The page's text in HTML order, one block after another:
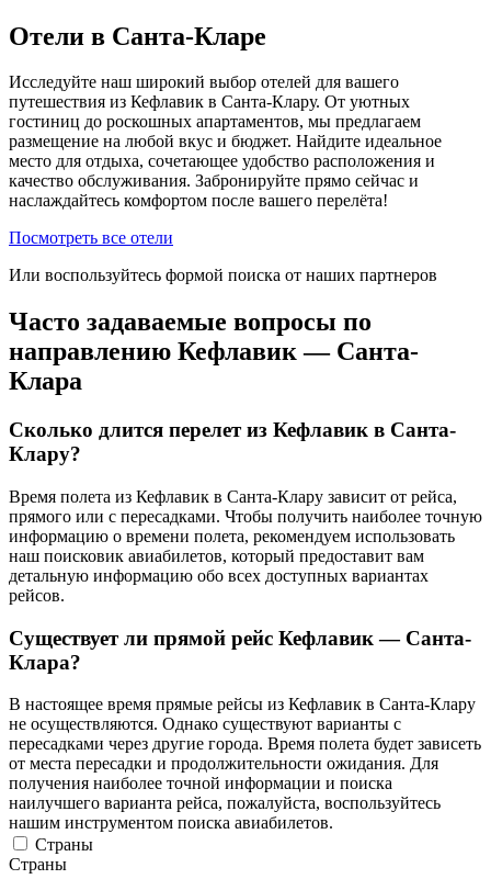
Отели в Санта-Кларе
Исследуйте наш широкий выбор отелей для вашего
путешествия из Кефлавик в Санта-Клару. От уютных
гостиниц до роскошных апартаментов, мы предлагаем
размещение на любой вкус и бюджет. Найдите идеальное
место для отдыха, сочетающее удобство расположения и
качество обслуживания. Забронируйте прямо сейчас и
наслаждайтесь комфортом после вашего перелёта!
Посмотреть все отели
Или воспользуйтесь формой поиска от наших партнеров
Часто задаваемые вопросы по
направлению Кефлавик — Санта-
Клара
Сколько длится перелет из Кефлавик в Санта-
Клару?
Время полета из Кефлавик в Санта-Клару зависит от рейса,
прямого или с пересадками. Чтобы получить наиболее точную
информацию о времени полета, рекомендуем использовать
наш поисковик авиабилетов, который предоставит вам
детальную информацию обо всех доступных вариантах
рейсов.
Существует ли прямой рейс Кефлавик — Санта-
Клара?
В настоящее время прямые рейсы из Кефлавик в Санта-Клару
не осуществляются. Однако существуют варианты с
пересадками через другие города. Время полета будет зависеть
от места пересадки и продолжительности ожидания. Для
получения наиболее точной информации и поиска
наилучшего варианта рейса, пожалуйста, воспользуйтесь
нашим инструментом поиска авиабилетов.
Страны
Страны